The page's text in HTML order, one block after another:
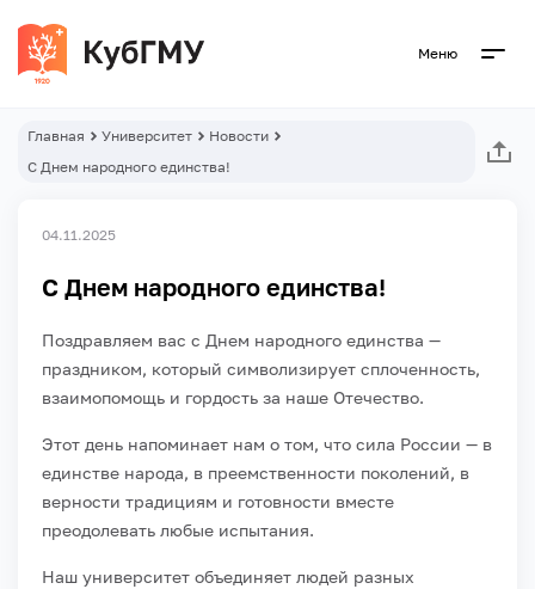
Меню
Главная Университет
Новости
С Днем народного единства!
04.11.2025
С Днем народного единства!
Поздравляем вас с Днем народного единства —
праздником, который символизирует сплоченность,
взаимопомощь и гордость за наше Отечество.
Этот день напоминает нам о том, что сила России — в
единстве народа, в преемственности поколений, в
верности традициям и готовности вместе
преодолевать любые испытания.
Наш университет объединяет людей разных